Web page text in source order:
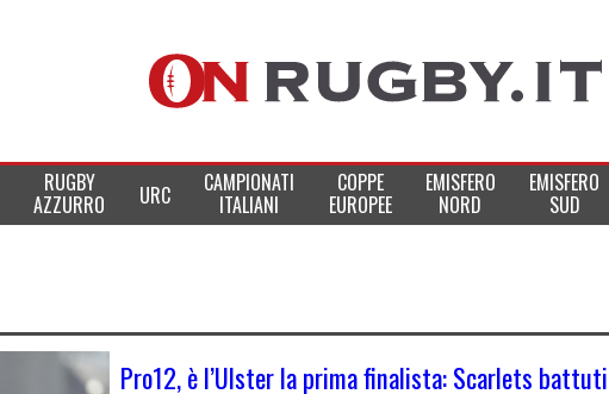
RUGBY
AZZURRO URC CAMPIONATI
ITALIANI
COPPE
EUROPEE
EMISFERO
NORD
EMISFERO
SUD
Pro12, è l’Ulster la prima finalista: Scarlets battuti